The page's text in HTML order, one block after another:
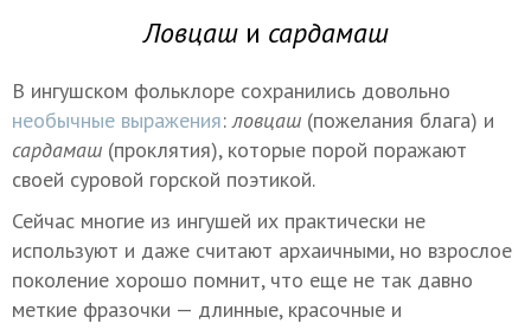
Ловцаш и сардамаш
В ингушском фольклоре сохранились довольно
необычные выражения:ловцаш (пожелания блага) и
сардамаш (проклятия), которые порой поражают
своей суровой горской поэтикой.
Сейчас многие из ингушей их практически не
используют и даже считают архаичными, но взрослое
поколение хорошо помнит, что еще не так давно
меткие фразочки — длинные, красочные и